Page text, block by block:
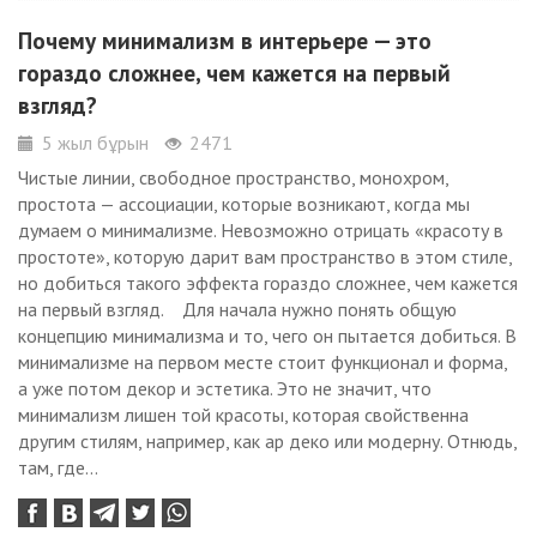
Почему минимализм в интерьере — это
гораздо сложнее, чем кажется на первый
взгляд?
5 жыл бұрын
2471
Чистые линии, свободное пространство, монохром,
простота — ассоциации, которые возникают, когда мы
думаем о минимализме. Невозможно отрицать «красоту в
простоте», которую дарит вам пространство в этом стиле,
но добиться такого эффекта гораздо сложнее, чем кажется
на первый взгляд. Для начала нужно понять общую
концепцию минимализма и то, чего он пытается добиться. В
минимализме на первом месте стоит функционал и форма,
а уже потом декор и эстетика. Это не значит, что
минимализм лишен той красоты, которая свойственна
другим стилям, например, как ар деко или модерну. Отнюдь,
там, где...